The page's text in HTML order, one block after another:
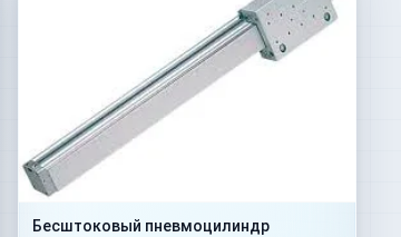
Бесштоковый пневмоцилиндр